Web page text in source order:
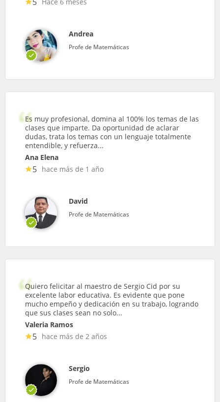
Andrea
Profe de Matemáticas
Es muy profesional, domina al 100% los temas de las
clases que imparte. Da oportunidad de aclarar
dudas, trata los temas con un lenguaje totalmente
entendible, y refuerza...
Ana Elena
5 hace más de 1 año
David
Profe de Matemáticas
Quiero felicitar al maestro de Sergio Cid por su
excelente labor educativa. Es evidente que pone
mucho empeño y dedicación en su trabajo, logrando
que sus clases sean no solo...
Valeria Ramos
5 hace más de 2 años
Sergio
Profe de Matemáticas